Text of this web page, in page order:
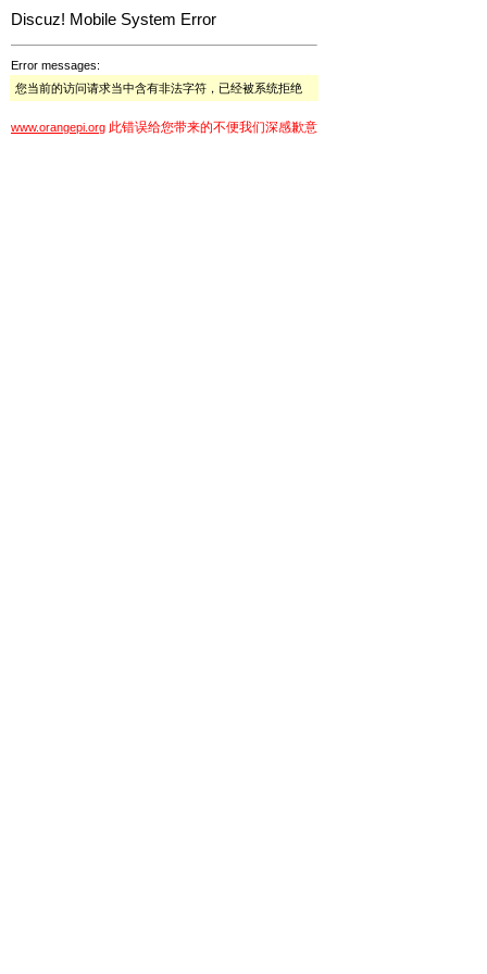
Discuz! Mobile System Error
Error messages:
您当前的访问请求当中含有非法字符，已经被系统拒绝
www.orangepi.org 此错误给您带来的不便我们深感歉意